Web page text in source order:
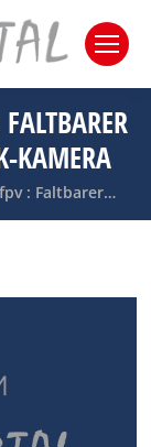
KAMERA
: Faltbarer…